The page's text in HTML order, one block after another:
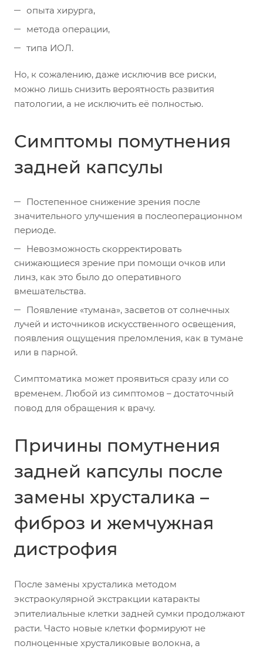
опыта хирурга,
метода операции,
типа ИОЛ.
Но, к сожалению, даже исключив все риски,
можно лишь снизить вероятность развития
патологии, а не исключить её полностью.
Симптомы помутнения
задней капсулы
Постепенное снижение зрения после
значительного улучшения в послеоперационном
периоде.
Невозможность скорректировать
снижающиеся зрение при помощи очков или
линз, как это было до оперативного
вмешательства.
Появление «тумана», засветов от солнечных
лучей и источников искусственного освещения,
появления ощущения преломления, как в тумане
или в парной.
Симптоматика может проявиться сразу или со
временем. Любой из симптомов – достаточный
повод для обращения к врачу.
Причины помутнения
задней капсулы после
замены хрусталика –
фиброз и жемчужная
дистрофия
После замены хрусталика методом
экстраокулярной экстракции катаракты
эпителиальные клетки задней сумки продолжают
расти. Часто новые клетки формируют не
полноценные хрусталиковые волокна, а